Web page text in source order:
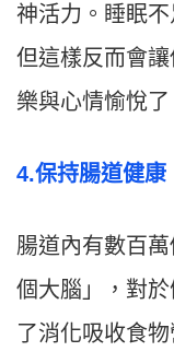
神活力。睡眠
但這樣反而會
樂與心情愉悅了
4.保持腸道健康
腸道內有數百
個大腦」，對
了消化吸收食